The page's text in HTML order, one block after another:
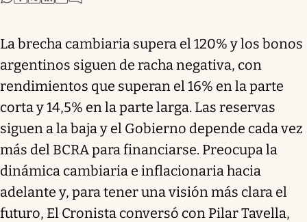
La brecha cambiaria supera el 120% y los bonos
argentinos siguen de racha negativa, con
rendimientos que superan el 16% en la parte
corta y 14,5% en la parte larga. Las reservas
siguen a la baja y el Gobierno depende cada vez
más del BCRA para financiarse. Preocupa la
dinámica cambiaria e inflacionaria hacia
adelante y, para tener una visión más clara el
futuro, El Cronista conversó con Pilar Tavella,